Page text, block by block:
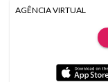
AGÊNCIA VIRTUAL